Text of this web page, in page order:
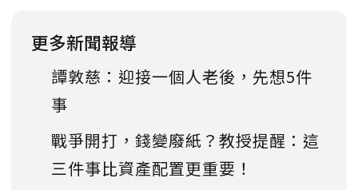
更多新聞報導
譚敦慈：迎接一個人老後，先想5件
事
戰爭開打，錢變廢紙？教授提醒：這
三件事比資產配置更重要！